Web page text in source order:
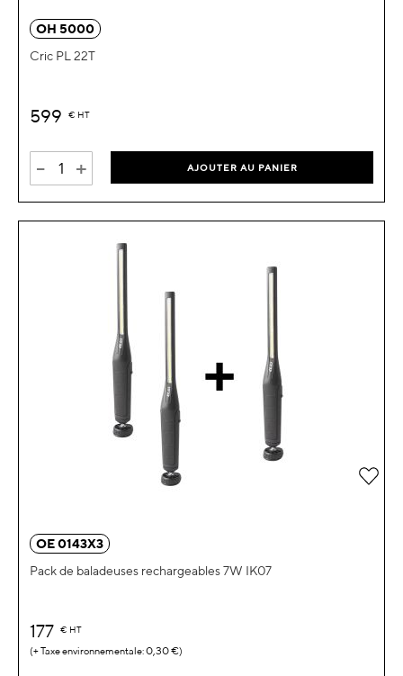
OH 5000
Cric PL 22T
599 € HT
- + AJOUTER AU PANIER
OE 0143X3
Pack de baladeuses rechargeables 7W IK07
177 € HT
0,30 €